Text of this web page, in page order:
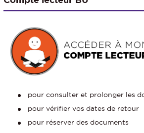
pour consulter et prolonger les
pour vérifier vos dates de retour
pour réserver des documents